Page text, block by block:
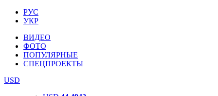
РУС
УКР
ВИДЕО
ФОТО
ПОПУЛЯРНЫЕ
СПЕЦПРОЕКТЫ
USD